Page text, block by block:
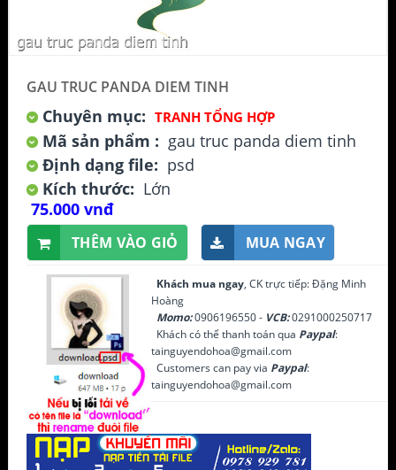
GAU TRUC PANDA DIEM TINH
Chuyên mục: TRANH TỔNG HỢP
Mã sản phẩm : gau truc panda diem tinh
Định dạng file: psd
Kích thước: Lớn
75.000 vnđ
THÊM VÀO GIỎ MUA NGAY
Khách mua ngay, CK trực tiếp: Đặng Minh
Hoàng
Momo:0906196550 - VCB:0291000250717
Khách có thể thanh toán qua Paypal:
tainguyendohoa@gmail.com
Customers can pay via Paypal:
tainguyendohoa@gmail.com